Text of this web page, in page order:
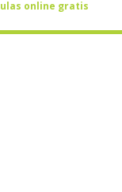
online gratis